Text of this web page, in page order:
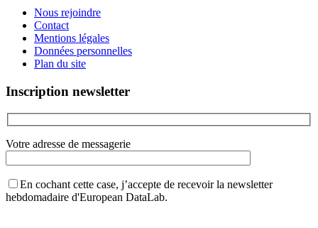
Nous rejoindre
Contact
Mentions légales
Données personnelles
Plan du site
Inscription newsletter
Votre adresse de messagerie
En cochant cette case, j’accepte de recevoir la newsletter
hebdomadaire d'European DataLab.